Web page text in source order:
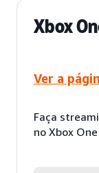
Xbox
Ver a
Faça
no Xbox One